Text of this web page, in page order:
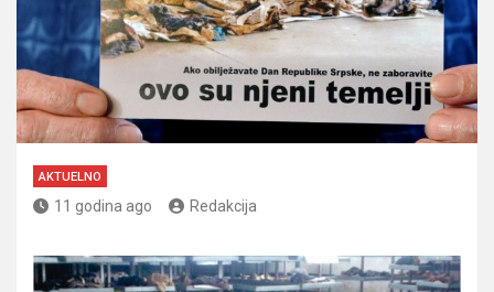
AKTUELNO
11 godina ago Redakcija